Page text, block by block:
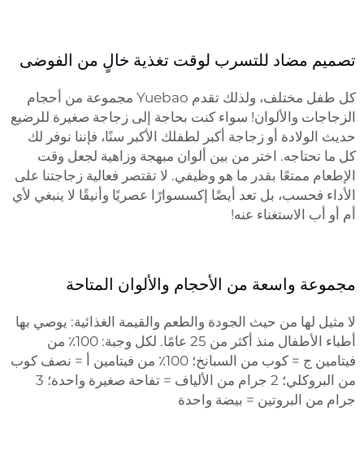
تصميم مضاد للتسرب لوقت تغذية خالٍ من الفوضى
كل طفل مختلف، ولذلك تقدم Yuebao مجموعة من أحجام
الزجاجات والألوان! سواء كنت بحاجة إلى زجاجة صغيرة للرضيع
حديث الولادة أو زجاجة أكبر لطفلك الأكبر سنًا، فإننا نوفر لك
كل ما تحتاجه. اختر من بين ألوان مبهجة وزاهية لجعل وقت
الإطعام ممتعًا بقدر ما هو وظيفي. لا تقتصر فعالية زجاجتنا على
الأداء فحسب، بل تعد أيضًا إكسسوارًا عصريًا وأنيقًا لا ينبغي لأي
أم أو أب الاستغناء عنه!
مجموعة واسعة من الأحجام والألوان المتاحة
لا مثيل لها من حيث الجودة والطعم والقيمة الغذائية: يوصي بها
أطباء الأطفال منذ أكثر من 25 عامًا. لكل وجبة: 100٪ من
فيتامين ج = كوب من السبانخ؛ 100٪ من فيتامين أ = نصف كوب
من البروكلي؛ 2 جرام من الألياف = تفاحة صغيرة واحدة؛ 3
جرام من البروتين = بيضة واحدة